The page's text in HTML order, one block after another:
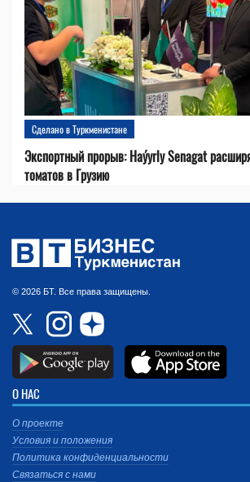
Сделано в Туркменистане
Экспортный прорыв: Haýyrly Senagat
томатов в Грузию
© 2026 БТ. Все права защищены.
О НАС
О проекте
Условия и положения
Политика конфиденциальности
Связаться с нами